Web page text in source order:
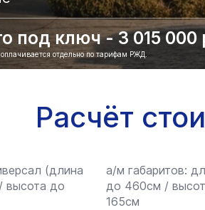
под ключ - 3 015 000
отдельно по тарифам РЖД.
Расчёт
(длина
высота до
а/м габаритов:
до 460см /
165см